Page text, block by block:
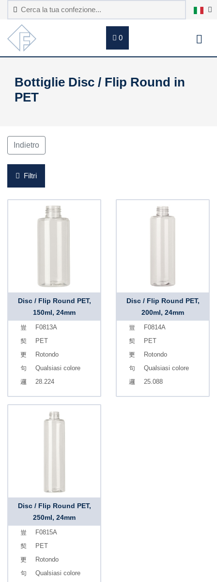
0
Bottiglie Disc / Flip Round in
PET
Indietro
Filtri
Disc / Flip Round PET,
150ml, 24mm
F0813A
PET
Rotondo
Qualsiasi colore
28.224
Disc / Flip Round PET,
200ml, 24mm
F0814A
PET
Rotondo
Qualsiasi colore
25.088
Disc / Flip Round PET,
250ml, 24mm
F0815A
PET
Rotondo
Qualsiasi colore